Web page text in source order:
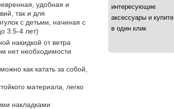
удобная и
так и для
с детьми, начиная с
3.5-4 лет)
накидкой от ветра
нет необходимости
как катать за собой,
материала, легко
накладками
интересующие
аксессуары и купите
в один клик